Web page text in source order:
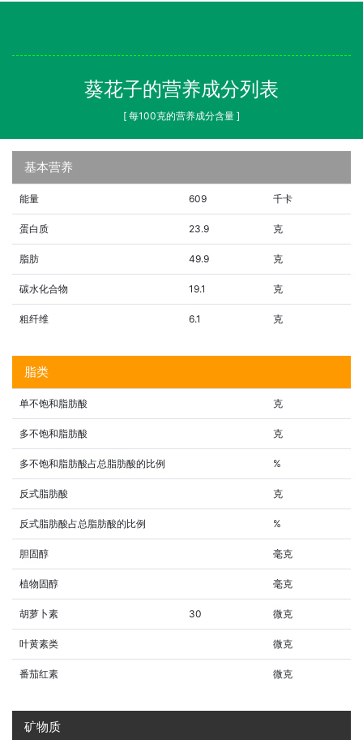
葵花子的营养成分列表
[ 每100克的营养成分含量 ]
基本营养
能量 609 千卡
蛋白质 23.9 克
脂肪 49.9 克
碳水化合物 19.1 克
粗纤维 6.1 克
脂类
单不饱和脂肪酸 克
多不饱和脂肪酸 克
多不饱和脂肪酸占总脂肪酸的比例 %
反式脂肪酸 克
反式脂肪酸占总脂肪酸的比例 %
胆固醇 毫克
植物固醇 毫克
胡萝卜素 30 微克
叶黄素类 微克
番茄红素 微克
矿物质